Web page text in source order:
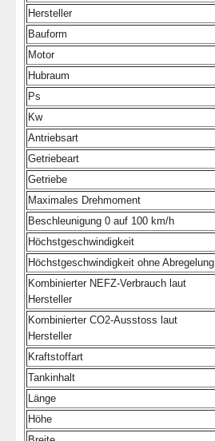
Hersteller
Bauform
Motor
Hubraum
Ps
Kw
Antriebsart
Getriebeart
Getriebe
Maximales Drehmoment
Beschleunigung 0 auf 100 km/h
Höchstgeschwindigkeit
Höchstgeschwindigkeit ohne Abregelung
Kombinierter NEFZ-Verbrauch laut
Hersteller
Kombinierter CO2-Ausstoss laut
Hersteller
Kraftstoffart
Tankinhalt
Länge
Höhe